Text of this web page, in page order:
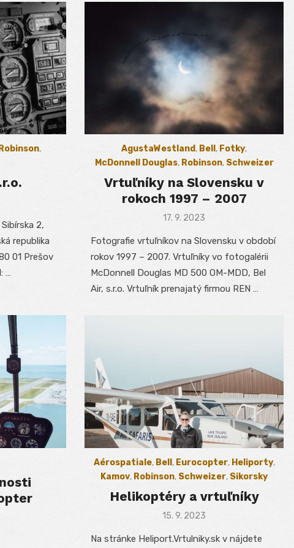
Robinson,
2,
republika
01 Prešov
…
AgustaWestland, Bell , Fotky,
McDonnell Douglas, Robinson, Schweizer
Vrtuľníky na Slovensku v
rokoch 1997 – 2007
Posted
17. 9. 2023
Fotografie vrtuľníkov na Slovensku v období
rokov 1997 – 2007. Vrtuľníky vo fotogalérii
McDonnell Douglas MD 500 OM-MDD, Bel
Air, s.r.o. Vrtuľník prenajatý firmou REN …
Aérospatiale, Bell , Eurocopter, Heliporty,
Kamov, Robinson, Schweizer, Sikorsky
Helikoptéry a vrtuľníky
Posted
15. 9. 2023
Na stránke Heliport.Vrtulniky.sk v nájdete